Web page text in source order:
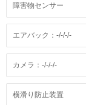
障害物センサー
エアバック：-/-/-/-
カメラ：-/-/-/-
横滑り防止装置